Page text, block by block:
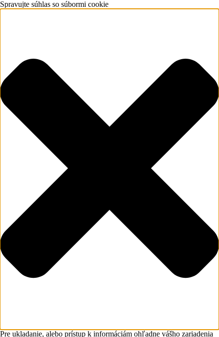
Spravujte súhlas so súbormi cookie
Pre ukladanie, alebo prístup k informáciám ohľadne vášho zariadenia